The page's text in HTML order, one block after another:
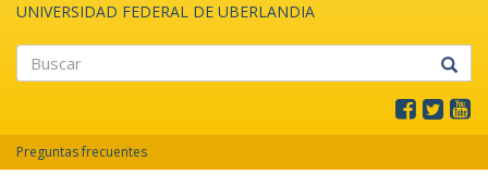
UNIVERSIDAD FEDERAL DE UBERLANDIA
Preguntas frecuentes